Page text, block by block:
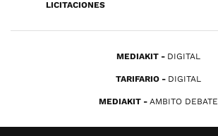
LICITACIONES
MEDIAKIT DIGITAL
TARIFARIO DIGITAL
MEDIAKIT AMBITO DEBATE